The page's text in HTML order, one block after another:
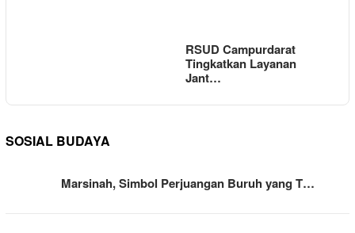
RSUD Campurdarat
Tingkatkan Layanan
Jant…
SOSIAL BUDAYA
Marsinah, Simbol Perjuangan Buruh yang T…